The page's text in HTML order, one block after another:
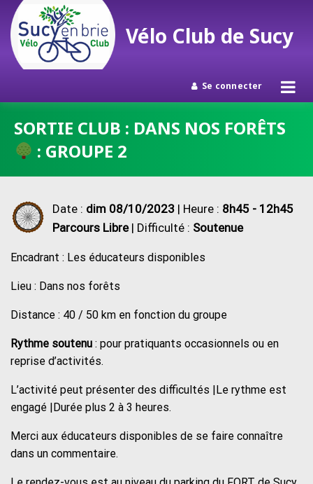
contenu
Vélo Club de Sucy
Se connecter
SORTIE CLUB : DANS NOS FORÊTS
: GROUPE 2
Date : dim 08/10/2023 | Heure : 8h45 - 12h45
Parcours Libre| Difficulté : Soutenue
Encadrant : Les éducateurs disponibles
Lieu : Dans nos forêts
Distance : 40 / 50 km en fonction du groupe
Rythme soutenu : pour pratiquants occasionnels ou en
reprise d’activités.
L’activité peut présenter des difficultés |Le rythme est
engagé |Durée plus 2 à 3 heures.
Merci aux éducateurs disponibles de se faire connaître
dans un commentaire.